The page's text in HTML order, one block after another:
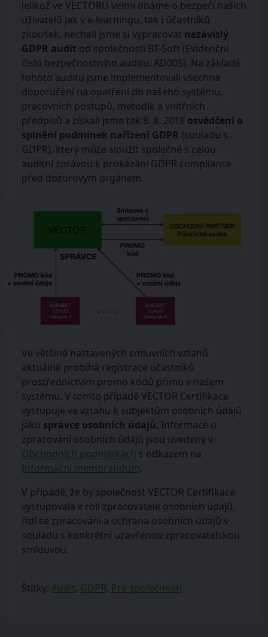
Jelikož ve VECTORU velmi dbáme o bezpečí našich
uživatelů jak v e-learningu, tak i účastníků
zkoušek, nechali jsme si vypracovat nezávislý
GDPR audit od společnosti BT-Soft (Evidenční
číslo bezpečnostního auditu: AD005). Na základě
tohoto auditu jsme implementovali všechna
doporučení na opatření do našeho systému,
pracovních postupů, metodik a vnitřních
předpisů a získali jsme tak 8. 8. 2018 osvědčení o
splnění podmínek nařízení GDPR (souladu s
GDPR), který může sloužit společně s celou
auditní zprávou k prokázání GDPR compliance
před dozorovým orgánem.
Ve většině nastavených smluvních vztahů
aktuálně probíhá registrace účastníků
prostřednictvím promo kódů přímo v našem
systému. V tomto případě VECTOR Certifikace
vystupuje ve vztahu k subjektům osobních údajů
jako správce osobních údajů. Informace o
zpracování osobních údajů jsou uvedeny v
Obchodních podmínkách s odkazem na
Informační memorandum.
V případě, že by společnost VECTOR Certifikace
vystupovala v roli zpracovatele osobních údajů,
řídí se zpracování a ochrana osobních údajů v
souladu s konkrétní uzavřenou zpracovatelskou
smlouvou.
Štítky: Audit, GDPR, Pro společnosti